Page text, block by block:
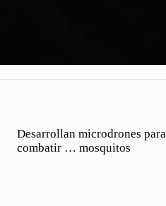
Desarrollan microdrones para
combatir … mosquitos